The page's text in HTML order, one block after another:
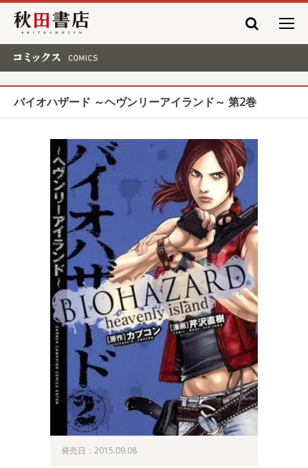
秋田書店
バイオハザード ～ヘヴンリーアイランド～ 第2巻
発売日：2015.09.08